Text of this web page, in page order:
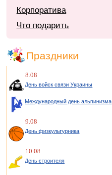
Корпоратива
Что подарить
Праздники
8.08
День войск связи Украины
Международный день альпинизма
9.08
День физкультурника
10.08
День строителя